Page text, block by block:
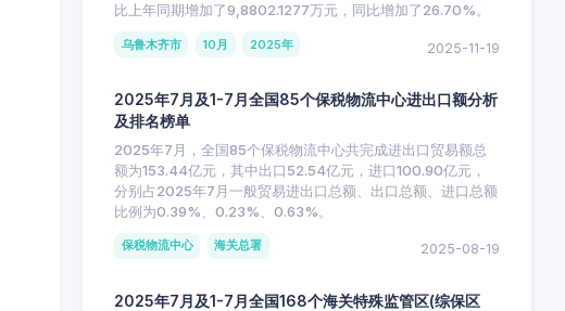
比上年同期增加了9,8802.1277万元，同比增加了26.70%。
乌鲁木齐市 10月 2025年 2025-11-19
2025年7月及1-7月全国85个保税物流中心进出口额分析
及排名榜单
2025年7月，全国85个保税物流中心共完成进出口贸易额总
额为153.44亿元，其中出口52.54亿元，进口100.90亿元，
分别占2025年7月一般贸易进出口总额、出口总额、进口总额
比例为0.39%、0.23%、0.63%。
保税物流中心 海关总署 2025-08-19
2025年7月及1-7月全国168个海关特殊监管区(综保区